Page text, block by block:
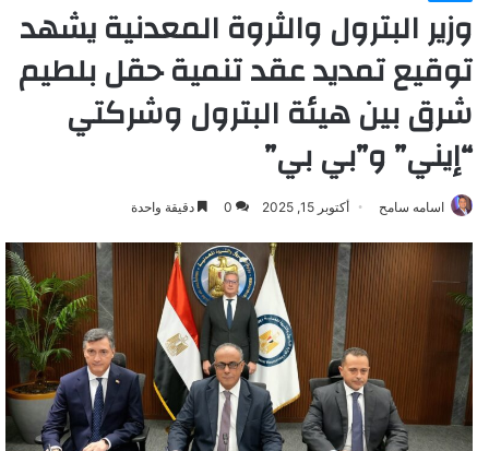
وزير البترول والثروة المعدنية يشهد
توقيع تمديد عقد تنمية حقل بلطيم
شرق بين هيئة البترول وشركتي
“إيني” و”بي بي”
اسامه سامح أكتوبر 15, 2025 0 دقيقة واحدة